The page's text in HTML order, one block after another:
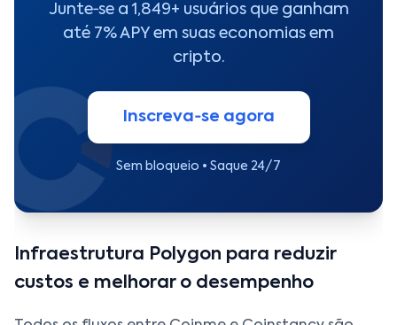
Junte‑se a 1,849+ usuários que ganham
até 7% APY em suas economias em
cripto.
Inscreva‑se agora
Sem bloqueio • Saque 24/7
Infraestrutura Polygon para reduzir
custos e melhorar o desempenho